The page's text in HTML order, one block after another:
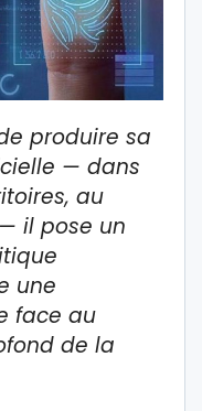
produire sa
— dans
au
il pose un
une
face au
de la